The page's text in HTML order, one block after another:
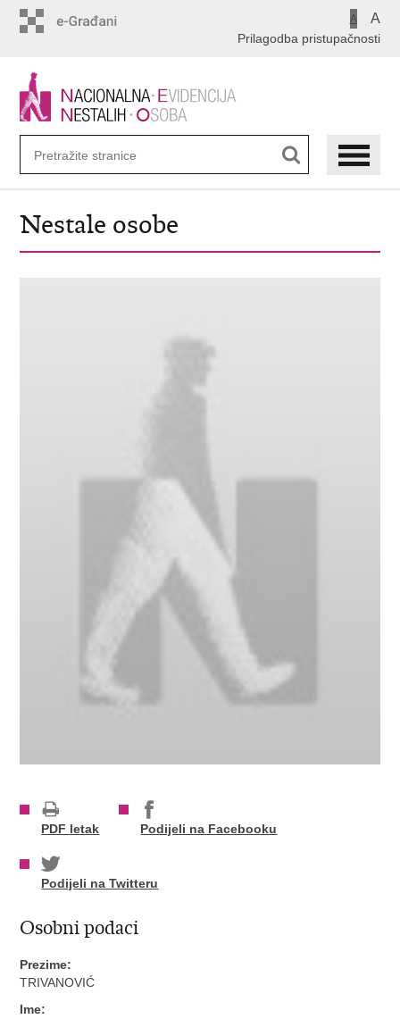
A A
Prilagodba pristupačnosti
Nestale osobe
PDF letak Podijeli na Facebooku
Podijeli na Twitteru
Osobni podaci
Prezime:
TRIVANOVIĆ
Ime: